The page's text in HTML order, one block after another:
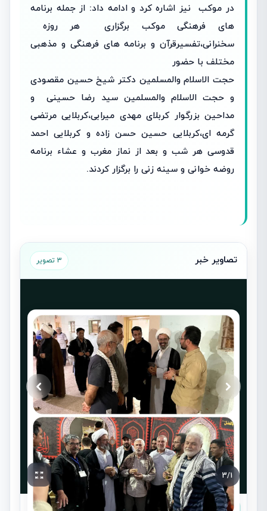
در موکب نیز اشاره کرد و ادامه داد: از جمله برنامه
های فرهنگی موکب برگزاری هر روزه
سخنرانی،تفسیرقرآن و برنامه های فرهنگی و مذهبی
مختلف با حضور
حجت الاسلام والمسلمین دکتر شیخ حسین مقصودی
و حجت الاسلام والمسلمین سید رضا حسینی و
مداحین بزرگوار کربلای مهدی میرابی،کربلایی مرتضی
گرمه ای،کربلایی حسین حسن زاده و کربلایی احمد
قدوسی هر شب و بعد از نماز مغرب و عشاء برنامه
روضه خوانی و سینه زنی را برگزار کردند.
تصاویر خبر 3 تصویر
1
/
3